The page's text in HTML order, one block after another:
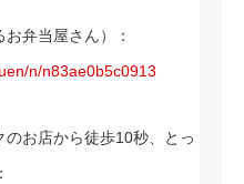
弁当屋さん）：
n/n83ae0b5c0913
のお店から徒歩10秒、とっ